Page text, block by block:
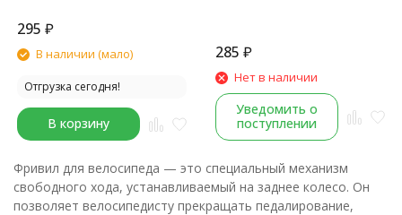
резьба 1.37", сталь,
295 ₽
В наличии (мало)
Отгрузка сегодня!
В корзину
285 ₽
Нет в наличии
Уведомить о
поступлении
Фривил для велосипеда — это специальный механизм
свободного хода, устанавливаемый на заднее колесо. Он
позволяет велосипедисту прекращать педалирование,